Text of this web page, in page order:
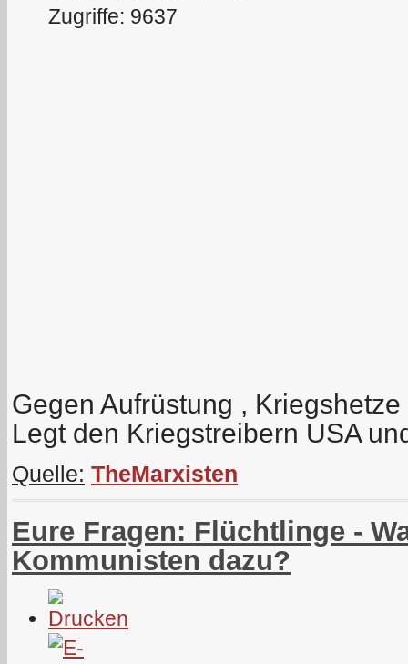
Zugriffe: 9637
Gegen Aufrüstung ,
Legt den Kriegstreibern USA
Quelle: TheMarxisten
Eure Fragen: Flüchtlinge -
Kommunisten dazu?